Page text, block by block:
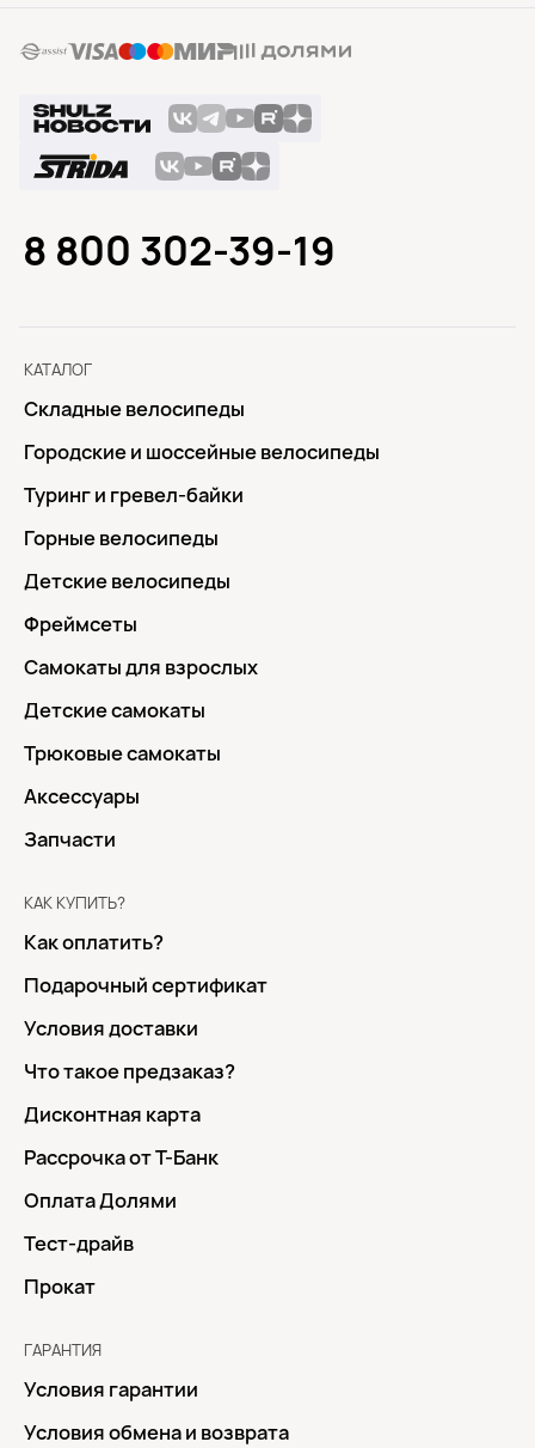
КАТАЛОГ
Складные велосипеды
Городские и шоссейные велосипеды
Туринг и гревел-байки
Горные велосипеды
Детские велосипеды
Фреймсеты
Самокаты для взрослых
Детские самокаты
Трюковые самокаты
Аксессуары
Запчасти
КАК КУПИТЬ?
Как оплатить?
Подарочный сертификат
Условия доставки
Что такое предзаказ?
Дисконтная карта
Рассрочка от Т-Банк
Оплата Долями
Тест-драйв
Прокат
ГАРАНТИЯ
Условия гарантии
Условия обмена и возврата
8 800 302-39-19